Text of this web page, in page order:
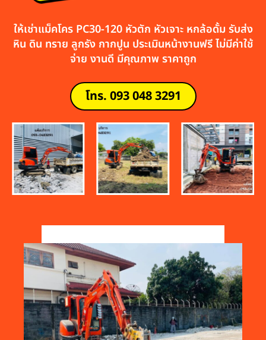
ให้เช่าแม็คโคร PC30-120 หัวตัก หัวเจาะ หกล้อดั้ม รับส่ง
หิน ดิน ทราย ลูกรัง กากปูน ประเมินหน้างานฟรี ไม่มีค่าใช้
จ่าย งานดี มีคุณภาพ ราคาถูก
โทร. 093 048 3291